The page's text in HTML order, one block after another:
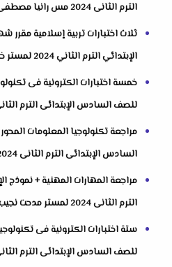
الترم الثانى 2024 مس رانيا مصطفى
ثلاث اختبارات تربية إسلامية
الإبتدائي الترم الثاني 2024 لمستر خالد عطية
خمسة اختبارات الكترونية فى
للصف السادس الإبتدائى الترم
مراجعة تكنولوجيا المعلومات
السادس الإبتدائى الترم الثانى 2024 توجيه القاهرة
مراجعة المهارات المهنية + نموذج
الترم الثانى 2024 لمستر مدحت نجيب
ستة اختبارات الكترونية فى
للصف السادس الإبتدائى الترم